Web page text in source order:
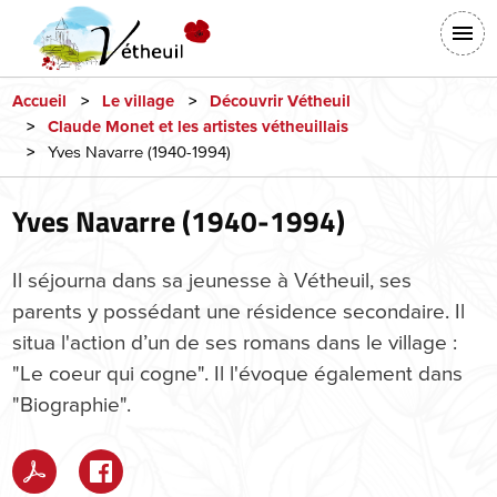
principal
tête
Accueil Le village
Découvrir Vétheuil
Claude Monet et les artistes vétheuillais
Yves Navarre (1940-1994)
Yves Navarre (1940-1994)
Il séjourna dans sa jeunesse à Vétheuil, ses
parents y possédant une résidence secondaire. Il
situa l'action d’un de ses romans dans le village :
"Le coeur qui cogne". Il l'évoque également dans
"Biographie".